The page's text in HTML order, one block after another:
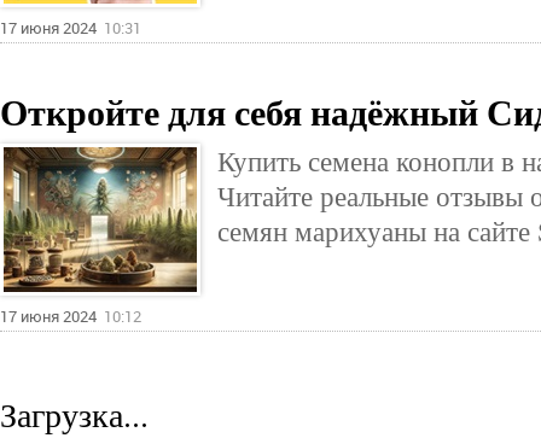
17 июня 2024 10:31
Откройте для себя надёжный
Купить семена конопли в
Читайте реальные отзывы
семян марихуаны на
17 июня 2024 10:12
Загрузка...